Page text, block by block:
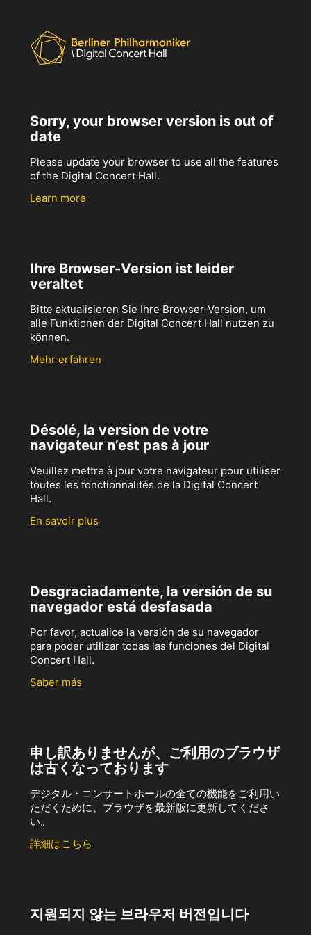
Sorry, your browser version is out of
date
Please update your browser to use all the features
of the Digital Concert Hall.
Learn more
Ihre Browser-Version ist leider
veraltet
Bitte aktualisieren Sie Ihre Browser-Version, um
alle Funktionen der Digital Concert Hall nutzen zu
können.
Mehr erfahren
Désolé, la version de votre
navigateur n’est pas à jour
Veuillez mettre à jour votre navigateur pour utiliser
toutes les fonctionnalités de la Digital Concert
Hall.
En savoir plus
Desgraciadamente, la versión de su
navegador está desfasada
Por favor, actualice la versión de su navegador
para poder utilizar todas las funciones del Digital
Concert Hall.
Saber más
申し訳ありませんが、ご利用のブラウザ
は古くなっております
デジタル・コンサートホールの全ての機能をご利用い
ただくために、ブラウザを最新版に更新してくださ
い。
詳細はこちら
지원되지 않는 브라우저 버전입니다